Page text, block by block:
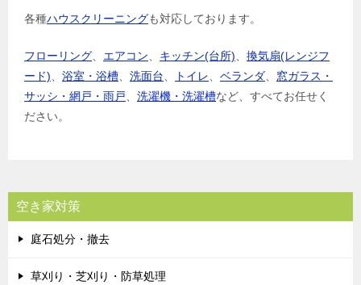
各種ハウスクリーニングも対応しております。
フローリング エアコン キッチン(台所)
換気扇(レンジフ
ード)
浴室・浴槽 洗面台 トイレ ベランダ
窓ガラス・
サッシ・網戸・雨戸
洗濯機・洗濯槽など、すべてお任せく
ださい。
空き家対策
庭石処分・撤去
草刈り・芝刈り・防草処理